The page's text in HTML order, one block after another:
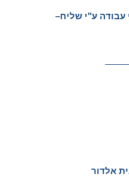
עבודה ע"י שליח–
אלדור